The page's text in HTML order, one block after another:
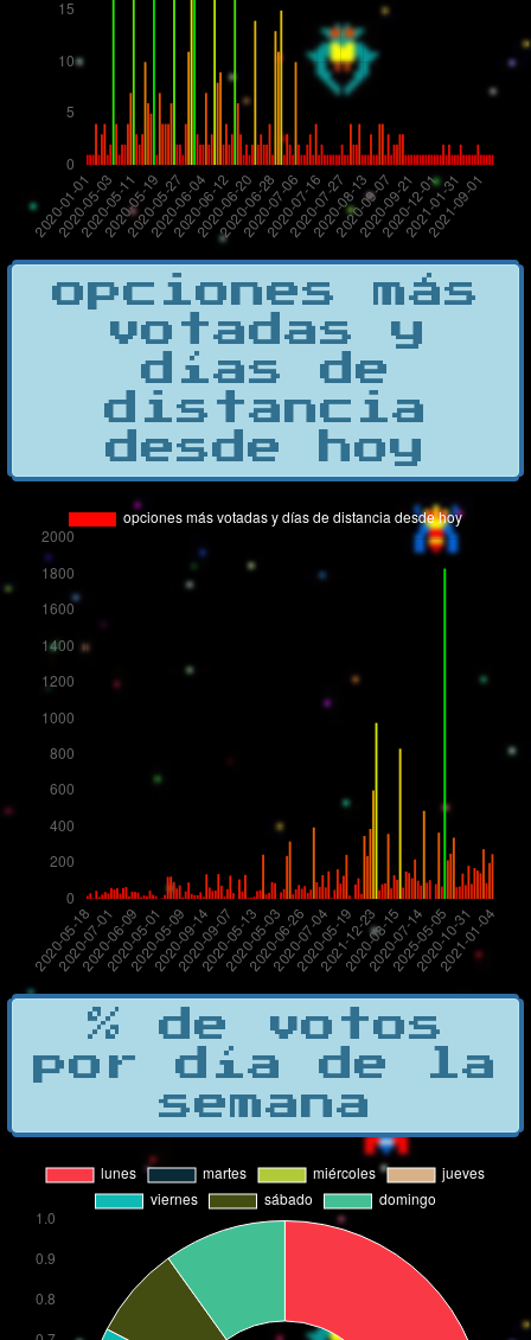
opciones más
votadas y
días de
distancia
desde hoy
% de votos
por día de la
semana